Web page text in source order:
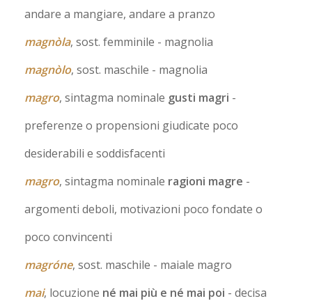
andare a mangiare, andare a pranzo
magnòla, sost. femminile - magnolia
magnòlo, sost. maschile - magnolia
magro, sintagma nominale gusti magri -
preferenze o propensioni giudicate poco
desiderabili e soddisfacenti
magro, sintagma nominale ragioni magre -
argomenti deboli, motivazioni poco fondate o
poco convincenti
magróne, sost. maschile - maiale magro
mai, locuzione né mai più e né mai poi - decisa